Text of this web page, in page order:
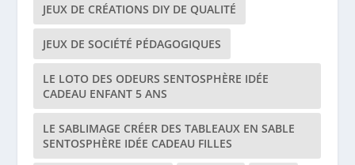
JEUX DE CRÉATIONS DIY DE QUALITÉ
JEUX DE SOCIÉTÉ PÉDAGOGIQUES
LE LOTO DES ODEURS SENTOSPHÈRE IDÉE
CADEAU ENFANT 5 ANS
LE SABLIMAGE CRÉER DES TABLEAUX EN SABLE
SENTOSPHÈRE IDÉE CADEAU FILLES